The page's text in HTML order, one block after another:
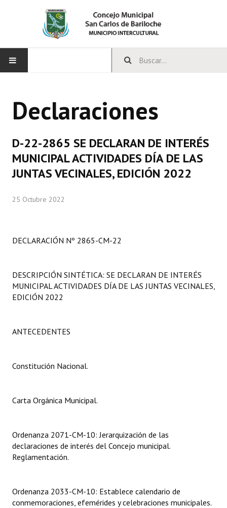
CONCEJO
Integrantes del Concejo
Comisiones Permanentes
Comisiones Especiales
Programas
Constitución Nacional
Digesto
Informes de Gestión
Proyectos Presentados
Actas de Sesión
Declaraciones
D-22-2865 SE DECLARAN DE INTERÉS
MUNICIPAL ACTIVIDADES DÍA DE LAS
JUNTAS VECINALES, EDICIÓN 2022
25 Octubre 2022
DECLARACIÓN Nº 2865-CM-22
DESCRIPCIÓN SINTÉTICA: SE DECLARAN DE INTERÉS
MUNICIPAL ACTIVIDADES DÍA DE LAS JUNTAS VECINALES,
EDICIÓN 2022
ANTECEDENTES
Constitución Nacional.
Carta Orgánica Municipal.
Ordenanza 2071-CM-10: Jerarquización de las
declaraciones de interés del Concejo municipal.
Reglamentación.
Ordenanza 2033-CM-10: Establece calendario de
conmemoraciones, efemérides y celebraciones municipales.